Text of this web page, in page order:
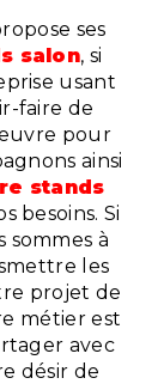
ses
salon, si
usant
faire de
pour
ainsi
stands
besoins. Si
sommes à
les
projet de
métier est
avec
désir de